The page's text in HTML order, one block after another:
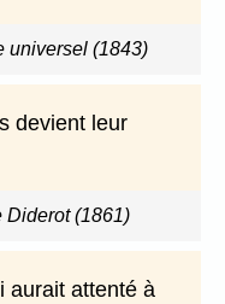
universel (1843)
devient leur
Diderot (1861)
aurait attenté à